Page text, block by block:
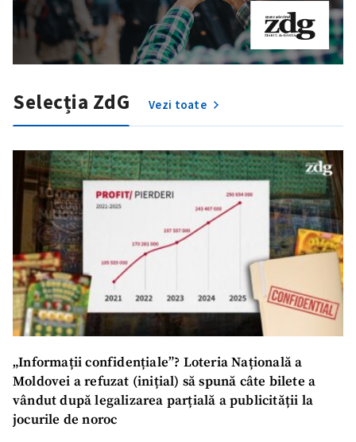
Selecția ZdG Vezi toate
„Informații confidențiale”? Loteria Națională a
Moldovei a refuzat (inițial) să spună câte bilete a
vândut după legalizarea parțială a publicității la
jocurile de noroc